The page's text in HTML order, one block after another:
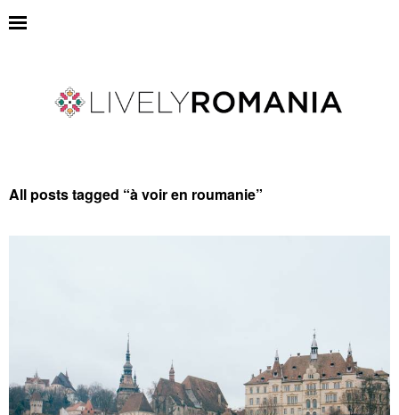
All posts tagged “à voir en roumanie”